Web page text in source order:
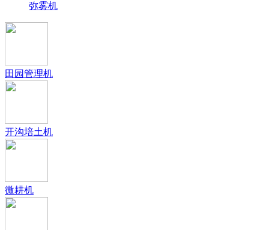
弥雾机
田园管理机
开沟培土机
微耕机